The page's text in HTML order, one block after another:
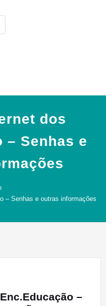
dos
– Senhas e
– Senhas e outras informações
–